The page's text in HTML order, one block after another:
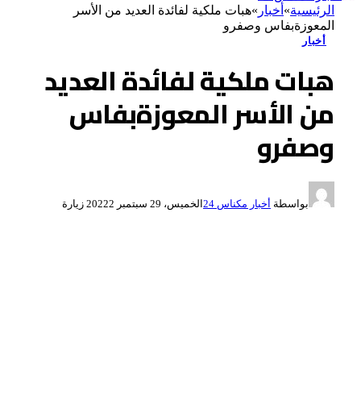
الرئيسية» أخبار »هبات ملكية لفائدة العديد من الأسر
المعوزةبفاس وصفرو
أخبار
هبات ملكية لفائدة العديد
من الأسر المعوزةبفاس
وصفرو
بواسطة أخبار مكناس 24 الخميس، 29 سبتمبر 2022 2 زيارة